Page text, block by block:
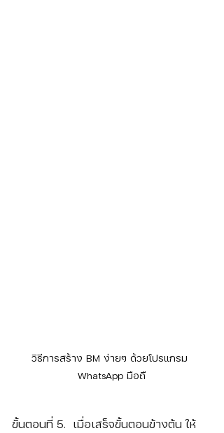
วิธีการสร้าง BM ง่ายๆ ด้วยโปรแกรม
WhatsApp มือถื
ขั้นตอนที่ 5.  เมื่อเสร็จขั้นตอนข้างต้น ให้